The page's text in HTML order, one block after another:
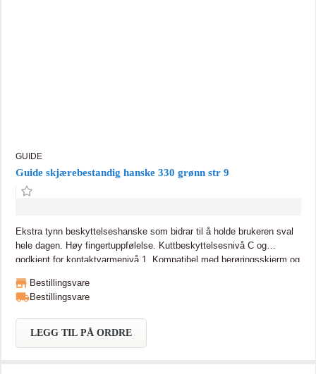
GUIDE
Guide skjærebestandig hanske 330 grønn str 9
Ekstra tynn beskyttelseshanske som bidrar til å holde brukeren sval
hele dagen. Høy fingertuppfølelse. Kuttbeskyttelsesnivå C og
godkjent for kontaktvarmenivå 1. Kompatibel med berøringsskjerm og
Bestillingsvare
Bestillingsvare
LEGG TIL PÅ ORDRE